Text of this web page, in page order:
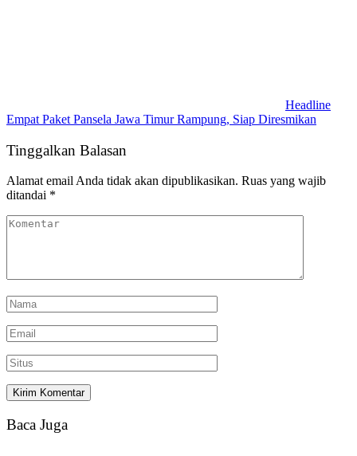
Headline
Empat Paket Pansela Jawa Timur Rampung, Siap Diresmikan
Tinggalkan Balasan
Alamat email Anda tidak akan dipublikasikan. Ruas yang wajib
ditandai *
Baca Juga